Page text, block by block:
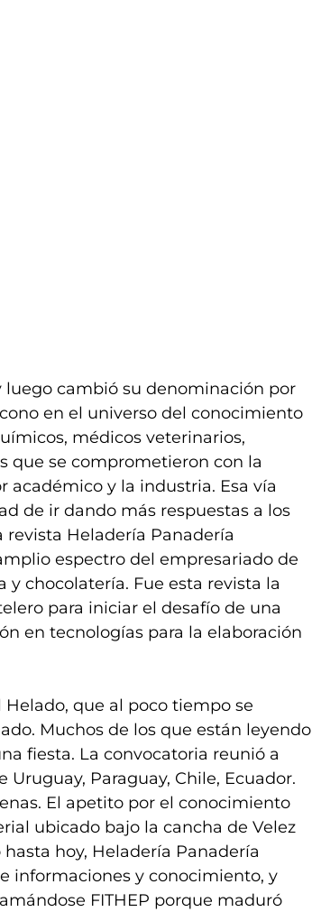
luego cambió su denominación por
en el universo del conocimiento
médicos veterinarios,
que se comprometieron con la
y la industria. Esa vía
de ir dando más respuestas a los
Heladería Panadería
espectro del empresariado de
chocolatería. Fue esta revista la
para iniciar el desafío de una
en tecnologías para la elaboración
que al poco tiempo se
Muchos de los que están leyendo
fiesta. La convocatoria reunió a
Paraguay, Chile, Ecuador.
El apetito por el conocimiento
ubicado bajo la cancha de Velez
hoy, Heladería Panadería
informaciones y conocimiento, y
FITHEP porque maduró